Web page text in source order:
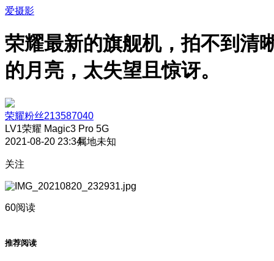
爱摄影
荣耀最新的旗舰机，拍不到清
的月亮，太失望且惊讶。
荣耀粉丝213587040
LV1荣耀 Magic3 Pro 5G
2021-08-20 23:34属地未知
关注
60阅读
推荐阅读